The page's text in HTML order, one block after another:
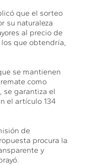
que el sorteo
su naturaleza
al precio de
que obtendría,
se mantienen
como
se garantiza el
el artículo 134
de
procura la
y